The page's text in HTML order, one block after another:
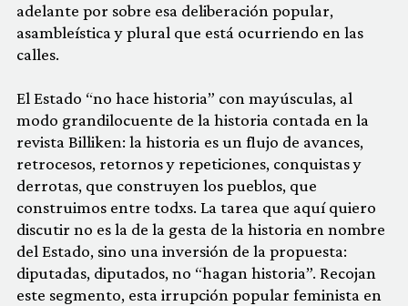
adelante por sobre esa deliberación popular,
asambleística y plural que está ocurriendo en las
calles.
El Estado “no hace historia” con mayúsculas, al
modo grandilocuente de la historia contada en la
revista Billiken: la historia es un flujo de avances,
retrocesos, retornos y repeticiones, conquistas y
derrotas, que construyen los pueblos, que
construimos entre todxs. La tarea que aquí quiero
discutir no es la de la gesta de la historia en nombre
del Estado, sino una inversión de la propuesta:
diputadas, diputados, no “hagan historia”. Recojan
este segmento, esta irrupción popular feminista en